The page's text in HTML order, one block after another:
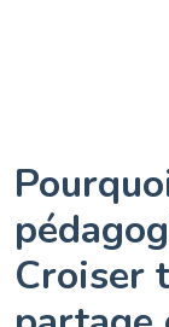
Croiser